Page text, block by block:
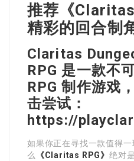
推荐《
精彩的回合制
Claritas
RPG 是一款不
RPG 制作游戏
击尝试：
https://
如果你正在寻找一款值得
么
《Claritas RPG》绝对